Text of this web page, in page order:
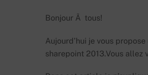
Bonjour Ã tous!
Aujourd’hui je vous
sharepoint 2013.Vous allez